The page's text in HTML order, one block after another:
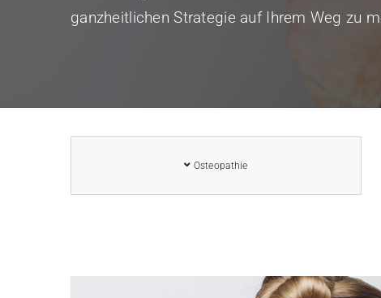
ganzheitlichen Strategie auf Ihrem Weg zu
Osteopathie